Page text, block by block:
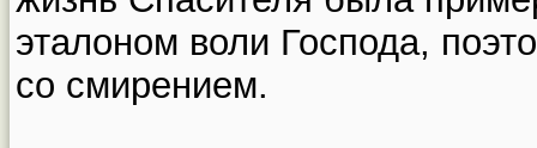
эталоном воли Господа,
со смирением.